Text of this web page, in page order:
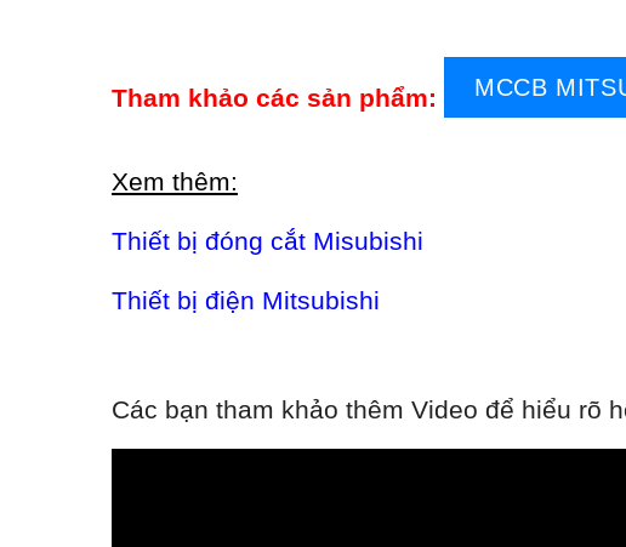
Tham khảo các sản phẩm: MCCB
Xem thêm:
Thiết bị đóng cắt Misubishi
Thiết bị điện Mitsubishi
Các bạn tham khảo thêm Video để hiểu rõ